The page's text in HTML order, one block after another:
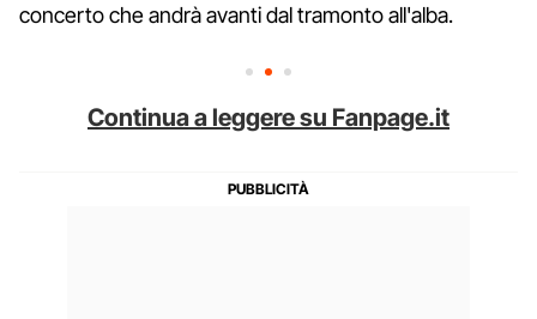
concerto che andrà avanti dal tramonto all'alba.
Continua a leggere su Fanpage.it